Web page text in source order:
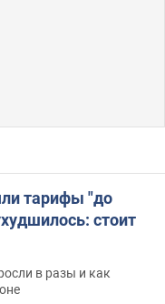
тарифы "до
стоит
в разы и как